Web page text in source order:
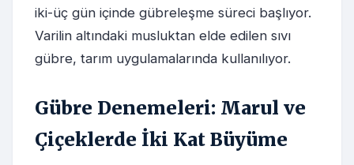
iki-üç gün içinde gübreleşme süreci başlıyor.
Varilin altındaki musluktan elde edilen sıvı
gübre, tarım uygulamalarında kullanılıyor.
Gübre Denemeleri: Marul ve
Çiçeklerde İki Kat Büyüme